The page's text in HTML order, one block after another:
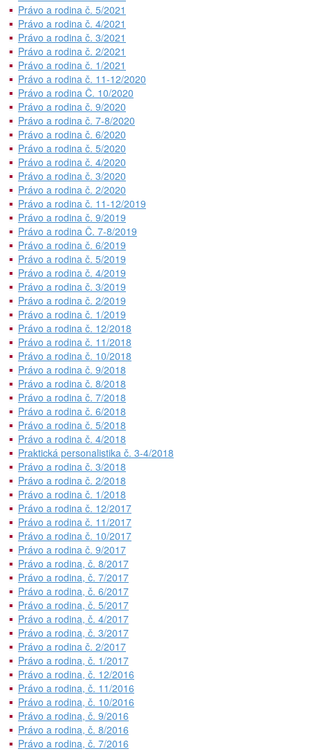
Právo a rodina č. 5/2021
Právo a rodina č. 4/2021
Právo a rodina č. 3/2021
Právo a rodina č. 2/2021
Právo a rodina č. 1/2021
Právo a rodina č. 11-12/2020
Právo a rodina Č. 10/2020
Právo a rodina č. 9/2020
Právo a rodina č. 7-8/2020
Právo a rodina č. 6/2020
Právo a rodina č. 5/2020
Právo a rodina č. 4/2020
Právo a rodina č. 3/2020
Právo a rodina č. 2/2020
Právo a rodina č. 11-12/2019
Právo a rodina č. 9/2019
Právo a rodina Č. 7-8/2019
Právo a rodina č. 6/2019
Právo a rodina č. 5/2019
Právo a rodina č. 4/2019
Právo a rodina č. 3/2019
Právo a rodina č. 2/2019
Právo a rodina č. 1/2019
Právo a rodina č. 12/2018
Právo a rodina č. 11/2018
Právo a rodina č. 10/2018
Právo a rodina č. 9/2018
Právo a rodina č. 8/2018
Právo a rodina č. 7/2018
Právo a rodina č. 6/2018
Právo a rodina č. 5/2018
Právo a rodina č. 4/2018
Praktická personalistika č. 3-4/2018
Právo a rodina č. 3/2018
Právo a rodina č. 2/2018
Právo a rodina č. 1/2018
Právo a rodina č. 12/2017
Právo a rodina č. 11/2017
Právo a rodina č. 10/2017
Právo a rodina č. 9/2017
Právo a rodina, č. 8/2017
Právo a rodina, č. 7/2017
Právo a rodina, č. 6/2017
Právo a rodina, č. 5/2017
Právo a rodina, č. 4/2017
Právo a rodina, č. 3/2017
Právo a rodina č. 2/2017
Právo a rodina, č. 1/2017
Právo a rodina, č. 12/2016
Právo a rodina, č. 11/2016
Právo a rodina, č. 10/2016
Právo a rodina, č. 9/2016
Právo a rodina, č. 8/2016
Právo a rodina, č. 7/2016